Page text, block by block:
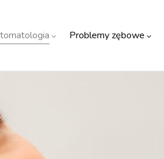
Problemy zębowe